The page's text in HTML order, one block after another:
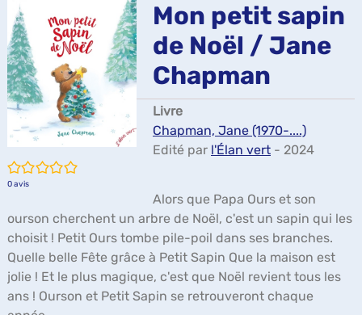
/5
0avis
Mon petit sapin
de Noël / Jane
Chapman
Livre
Chapman, Jane (1970-....)
Edité par l'Élan vert - 2024
Alors que Papa Ours et son
ourson cherchent un arbre de Noël, c'est un sapin qui les
choisit ! Petit Ours tombe pile-poil dans ses branches.
Quelle belle Fête grâce à Petit Sapin Que la maison est
jolie ! Et le plus magique, c'est que Noël revient tous les
ans ! Ourson et Petit Sapin se retrouveront chaque